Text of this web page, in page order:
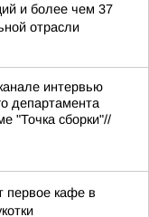
и более чем 37
отрасли
интервью
департамента
"Точка сборки"//
первое кафе в